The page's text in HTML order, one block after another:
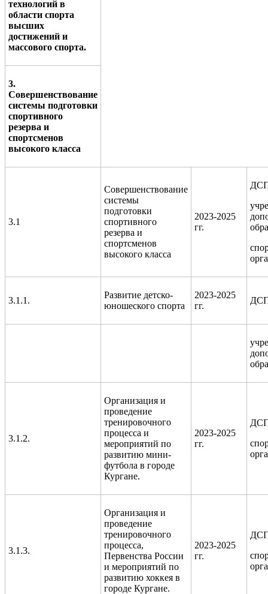
технологий в
области спорта
высших
достижений и
массового спорта.
3.
Совершенствование
системы подготовки
спортивного
резерва и
спортсменов
высокого класса
3.1
Совершенствование
системы
подготовки
спортивного
резерва и
спортсменов
высокого класса
2023-2025
гг.
3.1.1.
Развитие детско-
юношеского спорта
2023-2025
гг.
3.1.2.
Организация и
проведение
тренировочного
процесса и
мероприятий по
развитию мини-
футбола в городе
Кургане.
2023-2025
гг.
3.1.3.
Организация и
проведение
тренировочного
процесса,
Первенства России
и мероприятий по
развитию хоккея в
городе Кургане.
2023-2025
гг.